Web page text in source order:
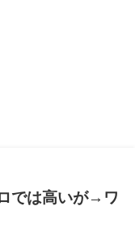
では高いが→ワ